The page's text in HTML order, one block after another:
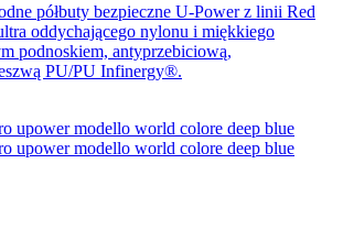
półbuty bezpieczne U-Power z linii Red
oddychającego nylonu i miękkiego
podnoskiem, antyprzebiciową,
PU/PU Infinergy®.